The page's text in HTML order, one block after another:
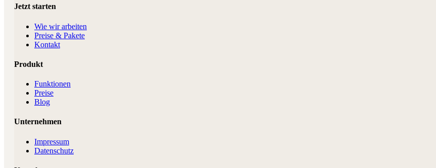
Jetzt starten
Wie wir arbeiten
Preise & Pakete
Kontakt
Produkt
Funktionen
Preise
Blog
Unternehmen
Impressum
Datenschutz